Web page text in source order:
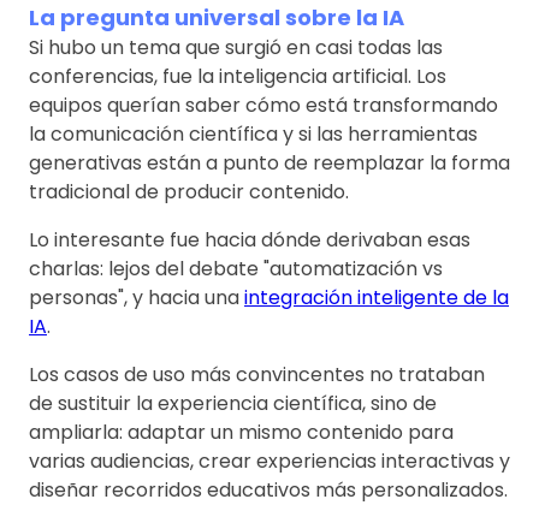
La pregunta universal sobre la IA
Si hubo un tema que surgió en casi todas las
conferencias, fue la inteligencia artificial. Los
equipos querían saber cómo está transformando
la comunicación científica y si las herramientas
generativas están a punto de reemplazar la forma
tradicional de producir contenido.
Lo interesante fue hacia dónde derivaban esas
charlas: lejos del debate "automatización vs
personas", y hacia unaintegración inteligente de la
IA.
Los casos de uso más convincentes no trataban
de sustituir la experiencia científica, sino de
ampliarla: adaptar un mismo contenido para
varias audiencias, crear experiencias interactivas y
diseñar recorridos educativos más personalizados.